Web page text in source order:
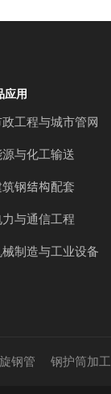
应用
工程与城市管网
与化工输送
钢结构配套
力与通信工程
制造与工业设备
钢管 钢护筒加工